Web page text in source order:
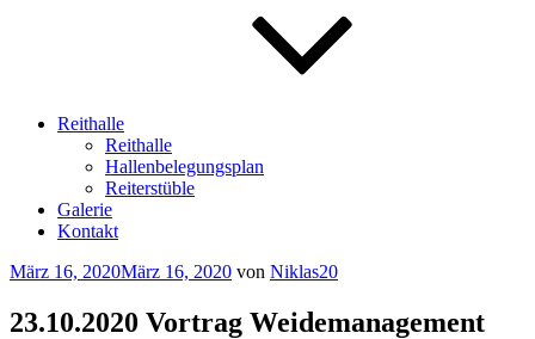
Reithalle
Reithalle
Hallenbelegungsplan
Reiterstüble
Galerie
Kontakt
Veröffentlicht
März 16, 2020März 16, 2020 von Niklas20
23.10.2020 Vortrag Weidemanagement